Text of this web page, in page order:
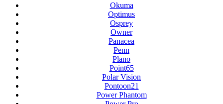
Okuma
Optimus
Osprey
Owner
Panacea
Penn
Plano
Point65
Polar Vision
Pontoon21
Power Phantom